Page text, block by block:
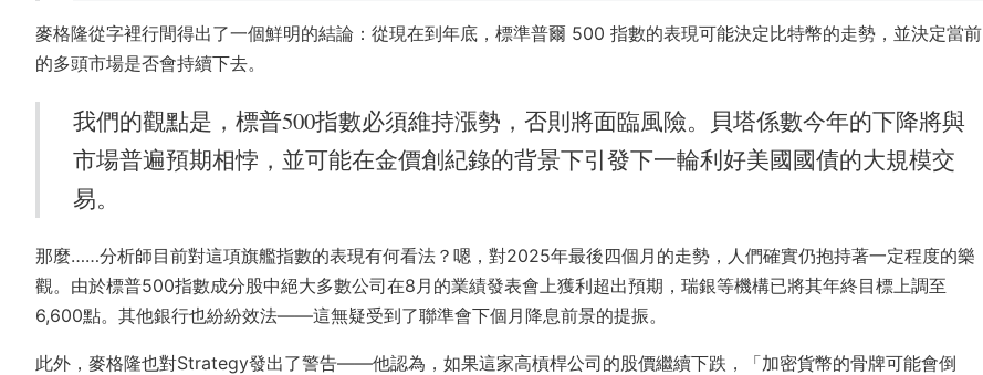
麥格隆從字裡行間得出了一個鮮明的結論：從現在到年底，標準普爾 500 指數的表現可能決定比特幣的走勢，並決定當前
的多頭市場是否會持續下去。
我們的觀點是，標普500指數必須維持漲勢，否則將面臨風險。貝塔係數今年的下降將與
市場普遍預期相悖，並可能在金價創紀錄的背景下引發下一輪利好美國國債的大規模交
易。
那麼……分析師目前對這項旗艦指數的表現有何看法？嗯，對2025年最後四個月的走勢，人們確實仍抱持著一定程度的樂
觀。由於標普500指數成分股中絕大多數公司在8月的業績發表會上獲利超出預期，瑞銀等機構已將其年終目標上調至
6,600點。其他銀行也紛紛效法——這無疑受到了聯準會下個月降息前景的提振。
此外，麥格隆也對Strategy發出了警告——他認為，如果這家高槓桿公司的股價繼續下跌，「加密貨幣的骨牌可能會倒